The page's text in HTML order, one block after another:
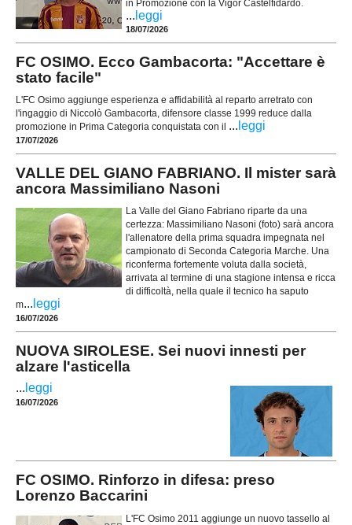
in Promozione con la Vigor Castelfidardo.
... leggi
18/07/2026
FC OSIMO. Ecco Gambacorta: "Accettare è
stato facile"
L'FC Osimo aggiunge esperienza e affidabilità al reparto arretrato con
l'ingaggio di Niccolò Gambacorta, difensore classe 1999 reduce dalla
promozione in Prima Categoria conquistata con il ... leggi
17/07/2026
VALLE DEL GIANO FABRIANO. Il mister sarà
ancora Massimiliano Nasoni
La Valle del Giano Fabriano riparte da una
certezza: Massimiliano Nasoni (foto) sarà ancora
l'allenatore della prima squadra impegnata nel
campionato di Seconda Categoria Marche. Una
riconferma fortemente voluta dalla società,
arrivata al termine di una stagione intensa e ricca
di difficoltà, nella quale il tecnico ha saputo
m... leggi
16/07/2026
NUOVA SIROLESE. Sei nuovi innesti per
alzare l'asticella
... leggi
16/07/2026
FC OSIMO. Rinforzo in difesa: preso
Lorenzo Baccarini
L'FC Osimo 2011 aggiunge un nuovo tassello al